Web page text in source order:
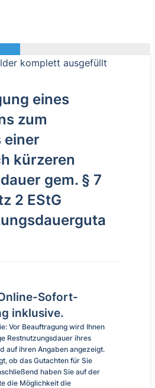
komplett ausgefüllt
eines
zum
einer
kürzeren
gem. § 7
2 EStG
Sofort-
inklusive.
Vor Beauftragung wird Ihnen
Restnutzungsdauer ihres
auf ihren Angaben angezeigt.
ob das Gutachten für Sie
haben Sie auf der
die Möglichkeit die